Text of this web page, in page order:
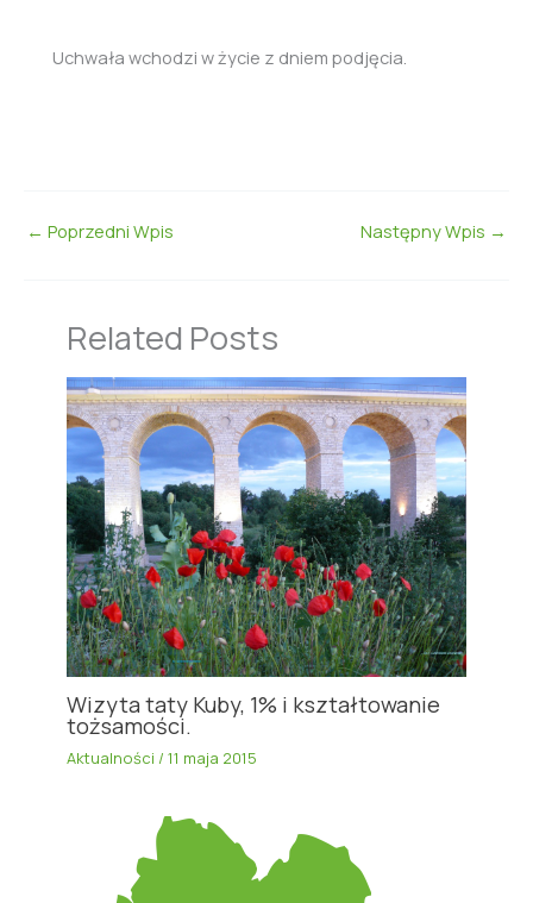
Uchwała wchodzi w życie z dniem podjęcia.
← Poprzedni Wpis Następny Wpis →
Related Posts
Wizyta taty Kuby, 1% i kształtowanie
tożsamości.
Aktualności /11 maja 2015